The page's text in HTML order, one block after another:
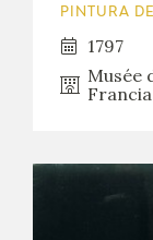
EDUCA
RECURSOS
PINTURA
1797
Musée
Francia